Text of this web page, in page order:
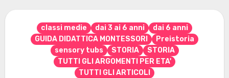
classi medie dai 3 ai 6 anni
dai 6 anni
GUIDA DIDATTICA MONTESSORI
Preistoria
sensory tubs
STORIA
STORIA
TUTTI GLI ARGOMENTI PER ETA'
TUTTI GLI ARTICOLI